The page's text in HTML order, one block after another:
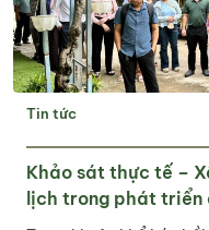
Tin tức
Khảo sát thực tế –
lịch trong phát
Tây Ninh